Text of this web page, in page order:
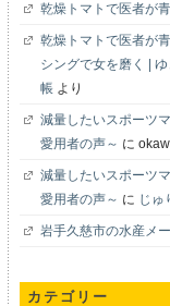
乾燥トマトで医者が
乾燥トマトで医者が
シングで女を磨く |
帳 より
減量したいスポーツ
愛用者の声～ に
減量したいスポーツ
愛用者の声～ に じゅ
岩手久慈市の水産メ
カテゴリー